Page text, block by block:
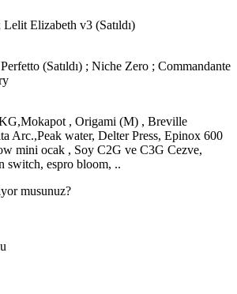
Elizabeth v3 (Satıldı)
(Satıldı) ; Niche Zero ; Commandante
, Origami (M) , Breville
Arc.,Peak water, Delter Press, Epinox 600
mini ocak , Soy C2G ve C3G Cezve,
switch, espro bloom, ..
musunuz?